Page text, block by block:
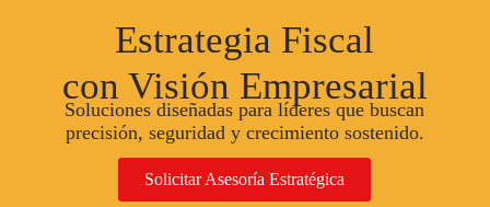
Estrategia Fiscal
con Visión Empresarial
Soluciones diseñadas para líderes que buscan
precisión, seguridad y crecimiento sostenido.
Solicitar Asesoría Estratégica